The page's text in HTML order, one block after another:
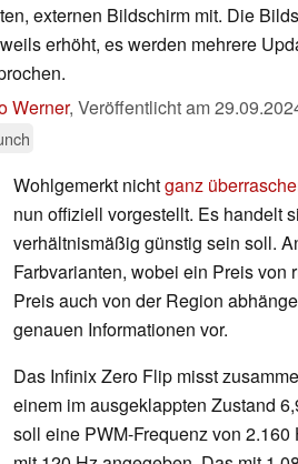
externen Bildschirm mit. Die
erhöht, es werden mehrere
Werner, Veröffentlicht am
Wohlgemerkt nichtganz
nun offiziell vorgestellt. Es handelt
verhältnismäßig günstig sein soll.
Farbvarianten, wobei ein Preis
Preis auch von der Region
genauen Informationen vor.
Das Infinix Zero Flip misst
einem im ausgeklappten Zustand
soll eine PWM-Frequenz von